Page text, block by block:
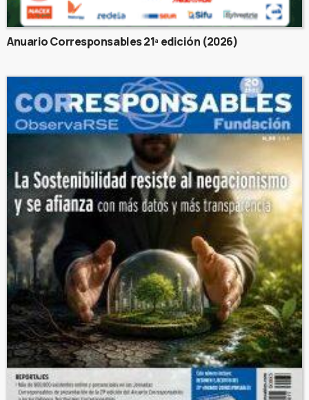
Anuario Corresponsables 21ª edición (2026)